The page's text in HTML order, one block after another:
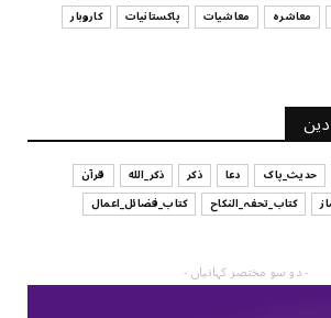
معاشرہ معاشیات پاکستانیات
کاروبار
حدیث_پاک دعا ذکر ذکر_الله
قرآن
کتاب_تحفہ_النکاح کتاب_فضائل_اعمال
- دو سو مختصر کہانیاں -